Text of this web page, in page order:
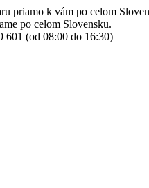
priamo k vám po celom
po celom Slovensku.
601 (od 08:00 do 16:30)